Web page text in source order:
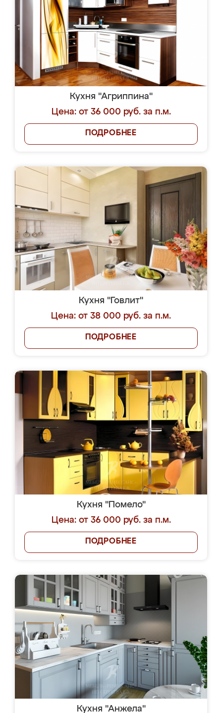
Кухня "Агриппина"
Цена: от 36 000 руб. за п.м.
ПОДРОБНЕЕ
Кухня "Говлит"
Цена: от 38 000 руб. за п.м.
ПОДРОБНЕЕ
Кухня "Помело"
Цена: от 36 000 руб. за п.м.
ПОДРОБНЕЕ
Кухня "Анжела"